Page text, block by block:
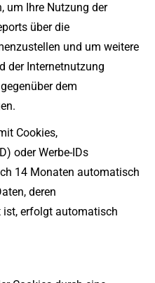
um Ihre Nutzung der
über die
und um weitere
der Internetnutzung
dem
Cookies,
oder Werbe-IDs
14 Monaten automatisch
deren
ist, erfolgt automatisch